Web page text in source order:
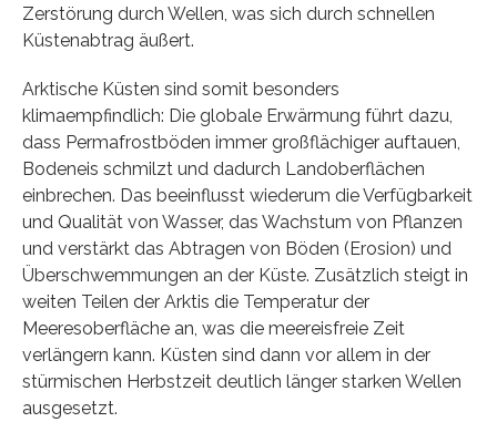
Zerstörung durch Wellen, was sich durch schnellen
Küstenabtrag äußert.
Arktische Küsten sind somit besonders
klimaempfindlich: Die globale Erwärmung führt dazu,
dass Permafrostböden immer großflächiger auftauen,
Bodeneis schmilzt und dadurch Landoberflächen
einbrechen. Das beeinflusst wiederum die Verfügbarkeit
und Qualität von Wasser, das Wachstum von Pflanzen
und verstärkt das Abtragen von Böden (Erosion) und
Überschwemmungen an der Küste. Zusätzlich steigt in
weiten Teilen der Arktis die Temperatur der
Meeresoberfläche an, was die meereisfreie Zeit
verlängern kann. Küsten sind dann vor allem in der
stürmischen Herbstzeit deutlich länger starken Wellen
ausgesetzt.